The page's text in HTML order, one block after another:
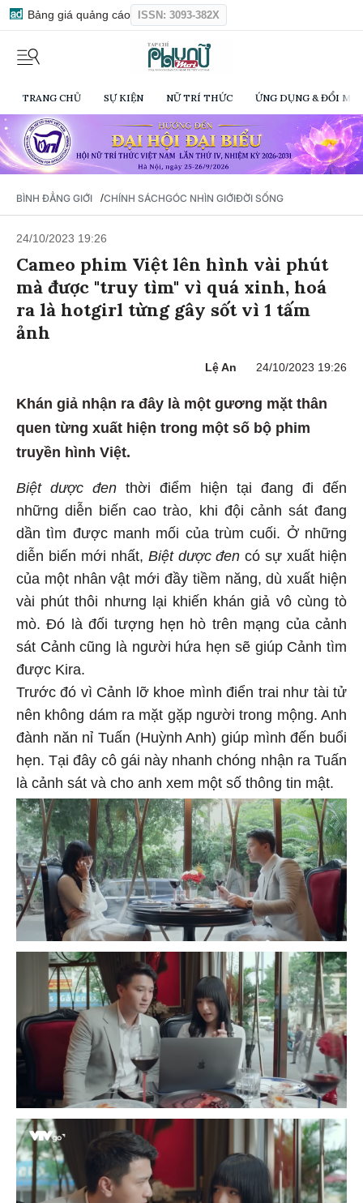
Bảng giá quảng cáo ISSN: 3093-382X
TRANG CHỦ SỰ KIỆN NỮ TRÍ THỨC ỨNG DỤNG & ĐỔI
BÌNH ĐẲNG GIỚI /CHÍNH SÁCHGÓC NHÌN GIỚIĐỜI SỐNG
24/10/2023 19:26
Cameo phim Việt lên hình vài phút
mà được "truy tìm" vì quá xinh, hoá
ra là hotgirl từng gây sốt vì 1 tấm
ảnh
Lệ An 24/10/2023 19:26
Khán giả nhận ra đây là một gương mặt thân
quen từng xuất hiện trong một số bộ phim
truyền hình Việt.
Biệt dược đen thời điểm hiện tại đang đi đến
những diễn biến cao trào, khi đội cảnh sát đang
dần tìm được manh mối của trùm cuối. Ở những
diễn biến mới nhất, Biệt dược đen có sự xuất hiện
của một nhân vật mới đầy tiềm năng, dù xuất hiện
vài phút thôi nhưng lại khiến khán giả vô cùng tò
mò. Đó là đối tượng hẹn hò trên mạng của cảnh
sát Cảnh cũng là người hứa hẹn sẽ giúp Cảnh tìm
được Kira.
Trước đó vì Cảnh lỡ khoe mình điển trai như tài tử
nên không dám ra mặt gặp người trong mộng. Anh
đành năn nỉ Tuấn (Huỳnh Anh) giúp mình đến buổi
hẹn. Tại đây cô gái này nhanh chóng nhận ra Tuấn
là cảnh sát và cho anh xem một số thông tin mật.